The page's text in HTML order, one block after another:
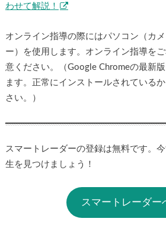
わせて解説！
オンライン指導の際にはパソコン（カ
ー）を使用します。オンライン指導を
意ください。（Google Chromeの最新
ます。正常にインストールされている
さい。）
スマートレーダーの登録は無料です。
生を見つけましょう！
スマートレーダー